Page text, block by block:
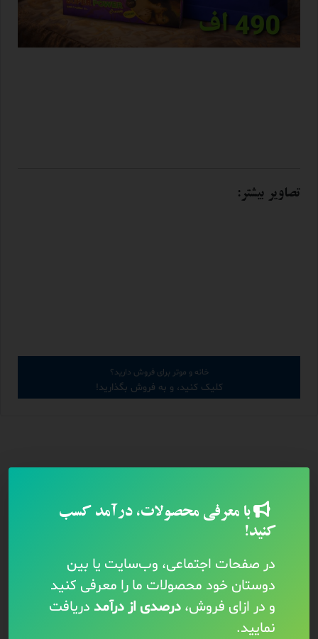
تصاویر بیشتر:
خانه و موتر برای فروش دارید؟
کلیک کنید، و به فروش بگذارید!
با معرفی محصولات، درآمد کسب
کنید!
در صفحات اجتماعی، وب‌سایت یا بین
دوستان خود محصولات ما را معرفی کنید
و در ازای فروش، درصدی از درآمد دریافت
نمایید.